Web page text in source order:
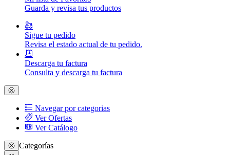
Guarda y revisa tus productos
Sigue tu pedido
Revisa el estado actual de tu pedido.
Descarga tu factura
Consulta y descarga tu factura
Navegar por categorias
Ver Ofertas
Ver Catálogo
Categorías